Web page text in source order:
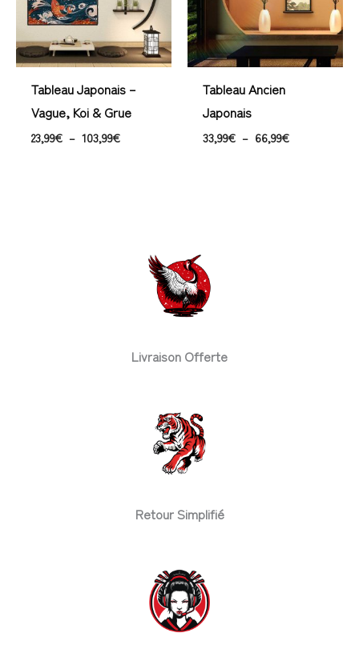
Tableau Japonais –
Vague, Koi & Grue
23,99€ – 103,99€
Tableau Ancien
Japonais
33,99€ – 66,99€
Livraison Offerte
Retour Simplifié